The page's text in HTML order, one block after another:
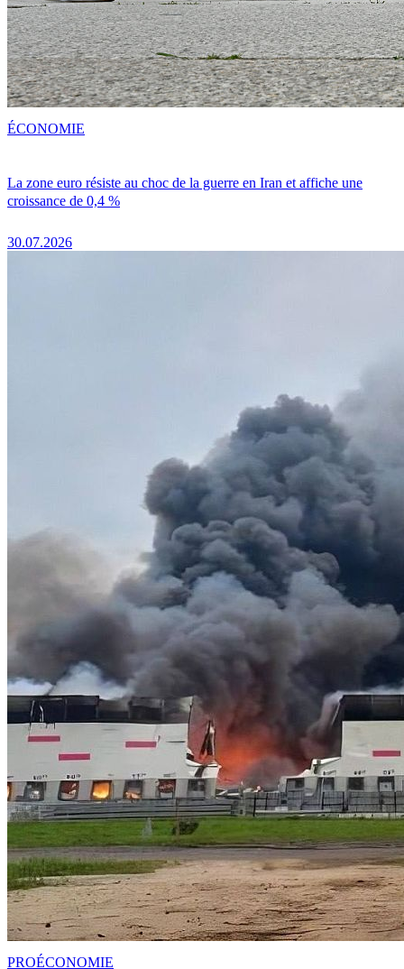
La zone euro résiste au choc de la guerre en Iran et affiche une
croissance de 0,4 %
30.07.2026
ÉCONOMIE
PROÉCONOMIE